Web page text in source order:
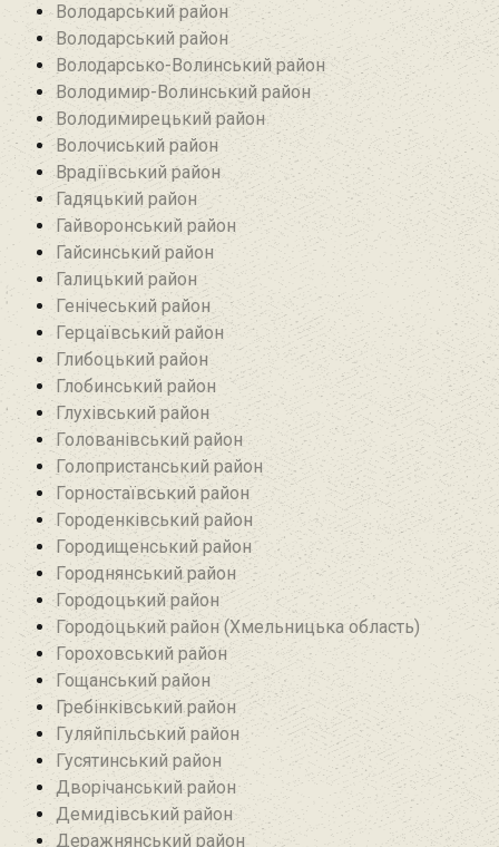
Володарський район
Володарський район
Володарсько-Волинський район
Володимир-Волинський район
Володимирецький район‎
Волочиський район
Врадіївський район‎
Гадяцький район
Гайворонський район
Гайсинський район
Галицький район
Генічеський район
Герцаївський район
Глибоцький район
Глобинський район
Глухівський район‎
Голованівський район
Голопристанський район
Горностаївський район‎
Городенківський район
Городищенський район‎
Городнянський район
Городоцький район
Городоцький район (Хмельницька область)
Гороховський район
Гощанський район
Гребінківський район
Гуляйпільський район‎
Гусятинський район‎
Дворічанський район
Демидівський район
Деражнянський район